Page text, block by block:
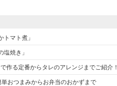
マト煮」
焼き」
作る定番からタレのアレンジまでご紹介！
おつまみからお弁当のおかずまで